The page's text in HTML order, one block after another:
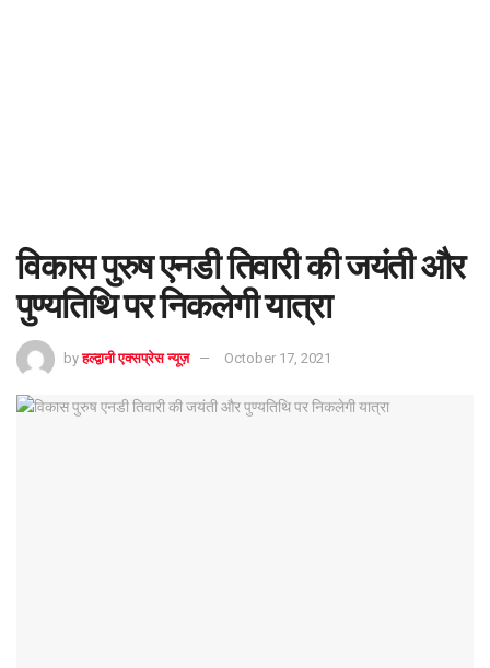
विकास पुरुष एनडी तिवारी की जयंती और
पुण्यतिथि पर निकलेगी यात्रा
by हल्द्वानी एक्सप्रेस न्यूज़ October 17, 2021